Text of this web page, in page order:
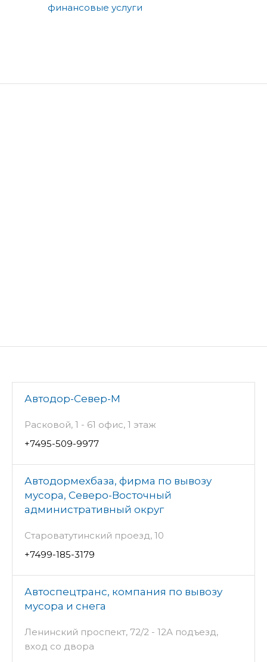
финансовые услуги
Автодор-Север-М
Расковой, 1 - 61 офис, 1 этаж
+7495-509-9977
Автодормехбаза, фирма по вывозу
мусора, Северо-Восточный
административный округ
Староватутинский проезд, 10
+7499-185-3179
Автоспецтранс, компания по вывозу
мусора и снега
Ленинский проспект, 72/2 - 12А подъезд,
вход со двора